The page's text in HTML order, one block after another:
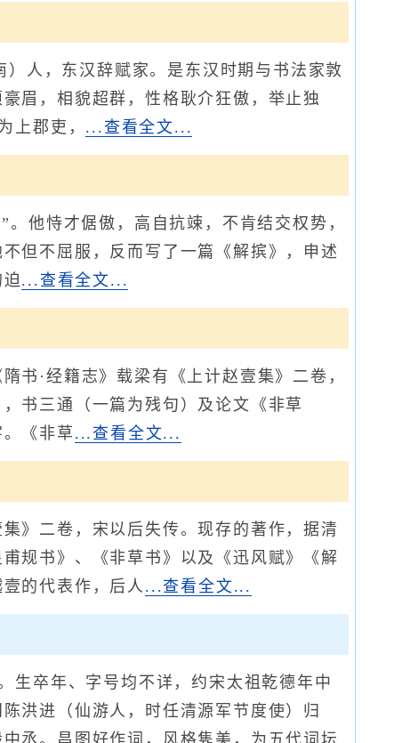
，东汉辞赋家。是东汉时期与书法家敦
眉，相貌超群，性格耿介狂傲，举止独
上郡吏， ...查看全文...
他恃才倨傲，高自抗竦，不肯结交权势，
但不屈服，反而写了一篇《解摈》，申述
...查看全文...
·经籍志》载梁有《上计赵壹集》二卷，
书三通（一篇为残句）及论文《非草
《非草 ...查看全文...
二卷，宋以后失传。现存的著作，据清
规书》、《非草书》以及《迅风赋》《解
的代表作，后人 ...查看全文...
卒年、字号均不详，约宋太祖乾德年中
洪进（仙游人，时任清源军节度使）归
丞。昌图好作词，风格隽美，为五代词坛